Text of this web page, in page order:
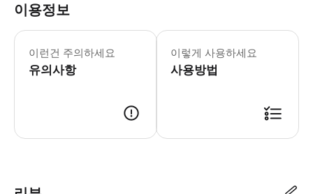
이용정보
이런건 주의하세요
유의사항
* 소요시간 : 120분 (옵션에 따라 소요
이렇게 사용하세요
사용방법